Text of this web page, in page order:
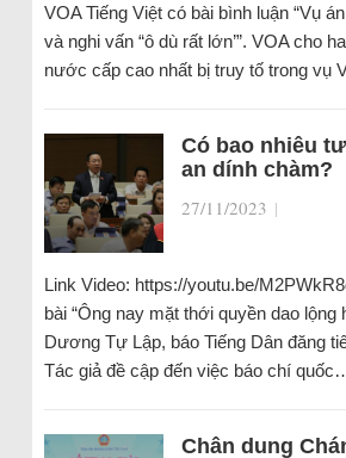
VOA Tiếng Việt có bài bình luận “Vụ
và nghi vấn “ô dù rất lớn’”. VOA cho
nước cấp cao nhất bị truy tố trong vụ
Có bao nhiêu
an dính chàm?
27/11/2023 |
Link Video: https://youtu.be/
bài “Ông nay mặt thới quyền dao lộng
Dương Tự Lập, báo Tiếng Dân đăng
Tác giả đề cập đến việc báo chí
Chân dung